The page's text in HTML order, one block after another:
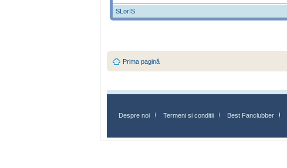
SLorIS
Prima pagină
Despre noi Termeni si conditii Best Fanclubber